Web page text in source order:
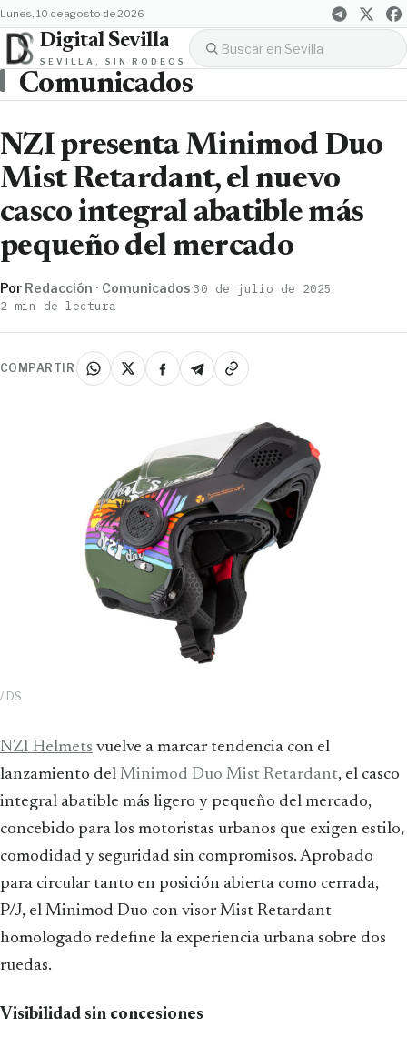
lunes, 10 de agosto de 2026
Digital Sevilla
SEVILLA, SIN RODEOS
Comunicados
NZI presenta Minimod Duo
Mist Retardant, el nuevo
casco integral abatible más
pequeño del mercado
Por Redacción · Comunicados·30 de julio de 2025·
2 min de lectura
COMPARTIR
/ DS
NZI Helmets vuelve a marcar tendencia con el
lanzamiento del Minimod Duo Mist Retardant, el casco
integral abatible más ligero y pequeño del mercado,
concebido para los motoristas urbanos que exigen estilo,
comodidad y seguridad sin compromisos. Aprobado
para circular tanto en posición abierta como cerrada,
P/J, el Minimod Duo con visor Mist Retardant
homologado redefine la experiencia urbana sobre dos
ruedas.
Visibilidad sin concesiones